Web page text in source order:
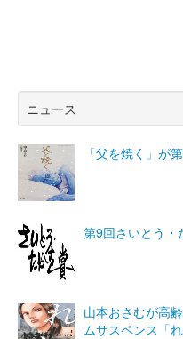
ニュース
「父を焼く」が
第9回さいとう・
山本おさむが高
ムサスペンス「